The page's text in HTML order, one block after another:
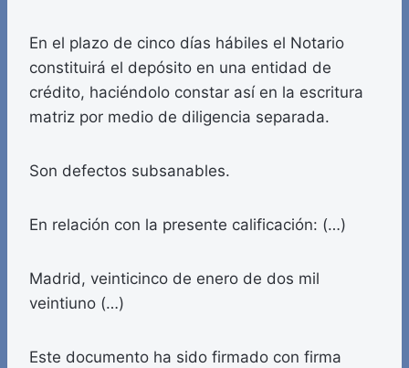
En el plazo de cinco días hábiles el Notario
constituirá el depósito en una entidad de
crédito, haciéndolo constar así en la escritura
matriz por medio de diligencia separada.
Son defectos subsanables.
En relación con la presente calificación: (…)
Madrid, veinticinco de enero de dos mil
veintiuno (…)
Este documento ha sido firmado con firma